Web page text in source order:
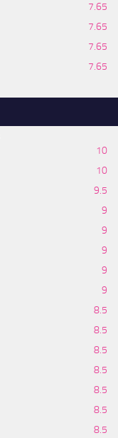
7.65
7.65
7.65
7.65
10
10
9.5
9
9
9
9
9
8.5
8.5
8.5
8.5
8.5
8.5
8.5